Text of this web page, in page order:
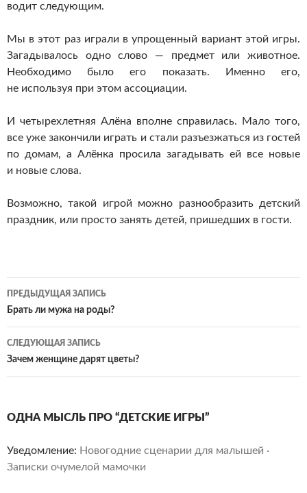
водит следующим.
Мы в этот раз играли в упрощенный вариант этой игры.
Загадывалось одно слово — предмет или животное.
Необходимо было его показать. Именно его,
не используя при этом ассоциации.
И четырехлетняя Алёна вполне справилась. Мало того,
все уже закончили играть и стали разъезжаться из гостей
по домам, а Алёнка просила загадывать ей все новые
и новые слова.
Возможно, такой игрой можно разнообразить детский
праздник, или просто занять детей, пришедших в гости.
Навигация
по
записям
ПРЕДЫДУЩАЯ ЗАПИСЬ
Брать ли мужа на роды?
СЛЕДУЮЩАЯ ЗАПИСЬ
Зачем женщине дарят цветы?
ОДНА МЫСЛЬ ПРО “ДЕТСКИЕ ИГРЫ”
Уведомление: Новогодние сценарии для малышей ·
Записки очумелой мамочки